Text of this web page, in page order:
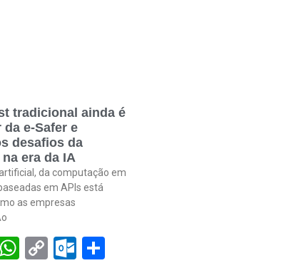
tradicional ainda é
e-Safer e
desafios da
era da IA
da computação em
em APIs está
as empresas
WhatsApp
CopyOutlook.com
Share